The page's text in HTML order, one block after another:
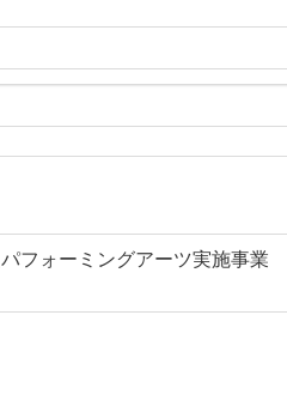
フォーミングアーツ実施事業